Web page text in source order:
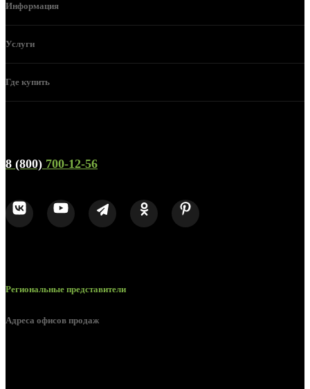
Информация
Услуги
Где купить
8 (800) 700-12-56
Региональные представители
Адреса офисов продаж